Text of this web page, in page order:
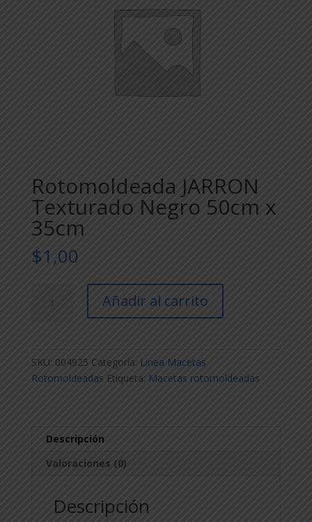
Rotomoldeada JARRON
Texturado Negro 50cm x
35cm
$1,00
JARRON
Añadir al carrito
SKU: 004925 Categoría: Linea Macetas
Rotomoldeadas Etiqueta: Macetas rotomoldeadas
Descripción
Valoraciones (0)
Descripción